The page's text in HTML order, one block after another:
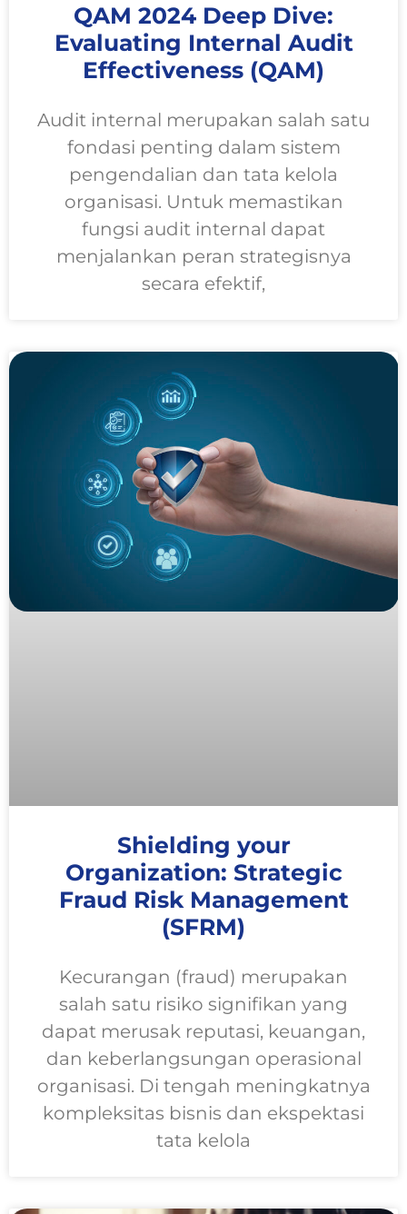
QAM 2024 Deep Dive:
Evaluating Internal Audit
Effectiveness (QAM)
Audit internal merupakan salah satu
fondasi penting dalam sistem
pengendalian dan tata kelola
organisasi. Untuk memastikan
fungsi audit internal dapat
menjalankan peran strategisnya
secara efektif,
Shielding your
Organization: Strategic
Fraud Risk Management
(SFRM)
Kecurangan (fraud) merupakan
salah satu risiko signifikan yang
dapat merusak reputasi, keuangan,
dan keberlangsungan operasional
organisasi. Di tengah meningkatnya
kompleksitas bisnis dan ekspektasi
tata kelola